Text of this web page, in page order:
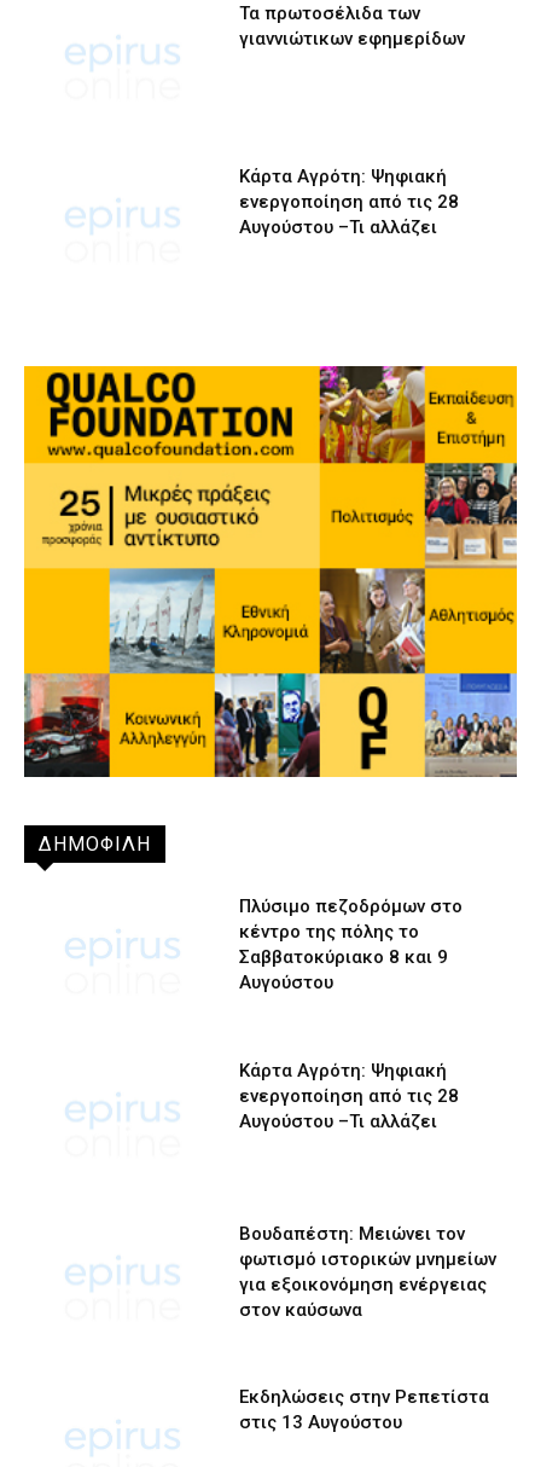
Τα πρωτοσέλιδα των
γιαννιώτικων εφημερίδων
Κάρτα Αγρότη: Ψηφιακή
ενεργοποίηση από τις 28
Αυγούστου –Τι αλλάζει
ΔΗΜΟΦΙΛΗ
Πλύσιμο πεζοδρόμων στο
κέντρο της πόλης το
Σαββατοκύριακο 8 και 9
Αυγούστου
Κάρτα Αγρότη: Ψηφιακή
ενεργοποίηση από τις 28
Αυγούστου –Τι αλλάζει
Βουδαπέστη: Μειώνει τον
φωτισμό ιστορικών μνημείων
για εξοικονόμηση ενέργειας
στον καύσωνα
Εκδηλώσεις στην Ρεπετίστα
στις 13 Αυγούστου